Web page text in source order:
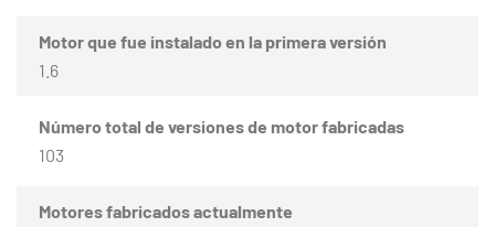
Motor que fue instalado en la primera versión
1.6
Número total de versiones de motor fabricadas
103
Motores fabricados actualmente